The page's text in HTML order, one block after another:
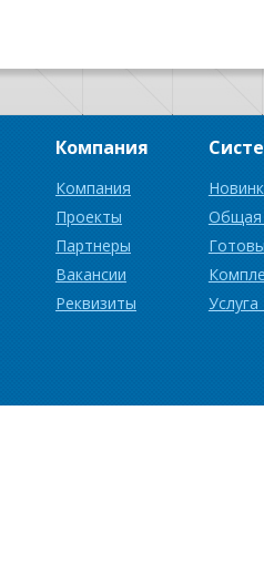
Компания
Компания
Проекты
Партнеры
Вакансии
Реквизиты
Общая